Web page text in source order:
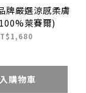
牌嚴選涼感柔膚
萊賽爾)
購物車